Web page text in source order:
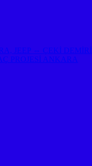
JEEP ⇔ ÇEKİ
PROJESİ ANKARA